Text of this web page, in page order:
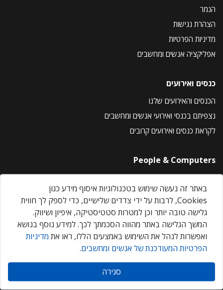
הנמר
הצהרת נגישות
מדיניות הפרטיות
אפליקציה אנשים ומחשבים
כנסים ואירועים
הכנסים והאירועים שלנו
נצפיתם בכנסי ואירועי אנשים ומחשבים
לקראת כנסים ואירועים קרובים
People & Computers
About Us
Privacy Policy
Contact Us
Our Events
אנשים ומחשבים © 2026 – כל הזכויות שמורות
באתר זה נעשה שימוש בטכנולוגיות איסוף מידע כגון
Cookies, לרבות על ידי צדדים שלישיים, כדי לספק לך חווית
גלישה טובה יותר וכן למטרות סטטיסטיקה, איפיון ושיווק.
המשך הגלישה באתר מהווה הסכמתך לכך. למידע נוסף בנושא
ואפשרות לנהל את השימוש באמצעים הללו, ראו את מדיניות
הפרטיות המעודכנת של אנשים ומחשבים.
סגירה